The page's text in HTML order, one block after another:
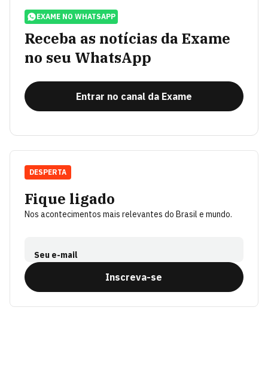
EXAME NO WHATSAPP
Receba as notícias da Exame
no seu WhatsApp
Entrar no canal da Exame
Fique ligado
Nos acontecimentos mais relevantes do Brasil e mundo.
Seu e-mail
Inscreva-se
DESPERTA